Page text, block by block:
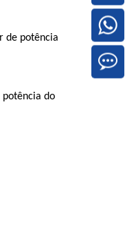
de potência
potência do